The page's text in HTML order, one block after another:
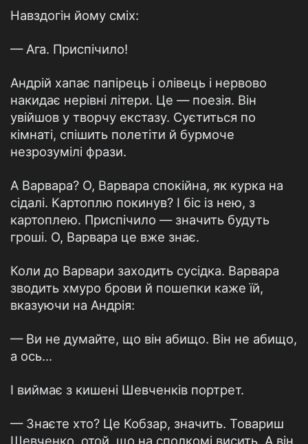
Навздогін йому сміх:
— Ага. Приспічило!
Андрій хапає папірець і олівець і нервово
накидає нерівні літери. Це — поезія. Він
увійшов у творчу екстазу. Суєтиться по
кімнаті, спішить полетіти й бурмоче
незрозумілі фрази.
А Варвара? О, Варвара спокійна, як курка на
сідалі. Картоплю покинув? І біс із нею, з
картоплею. Приспічило — значить будуть
гроші. О, Варвара це вже знає.
Коли до Варвари заходить сусідка. Варвара
зводить хмуро брови й пошепки каже їй,
вказуючи на Андрія:
— Ви не думайте, що він абищо. Він не абищо,
а ось...
І виймає з кишені Шевченків портрет.
— Знаєте хто? Це Кобзар, значить. Товариш
Шевченко, отой, що на сполкомі висить. А він